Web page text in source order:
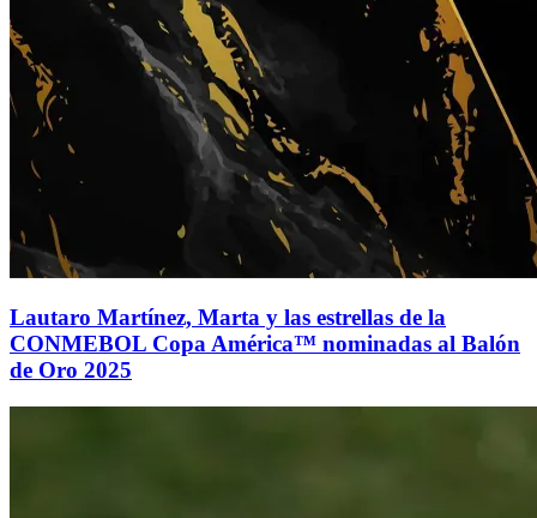
Lautaro Martínez, Marta y las estrellas de la
CONMEBOL Copa América™ nominadas al Balón
de Oro 2025